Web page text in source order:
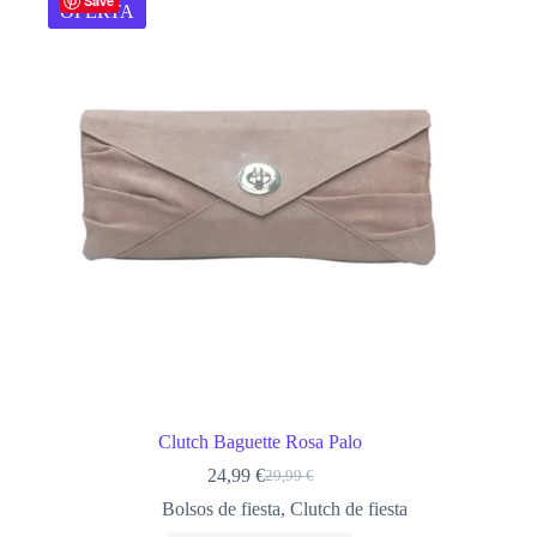
OFERTA
Clutch Baguette Rosa Palo
29,99€
El
precio
24,99 €El
precio
Bolsos de fiesta, Clutch de fiesta